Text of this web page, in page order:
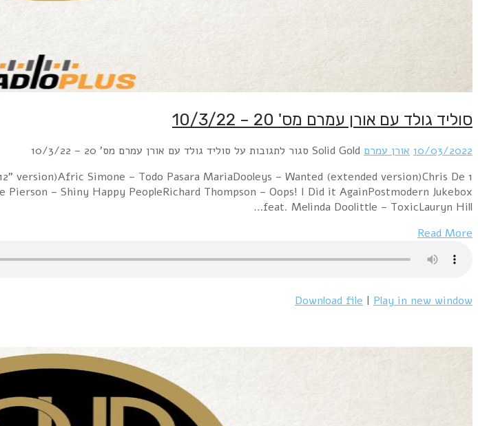
סוליד גולד עם אורן עמרם מס' 20 – 10/3/22
10/03/2022 אורן עמרם Solid Gold סגור לתגובות על סוליד גולד עם אורן עמרם מס' 20 – 10/3/22
version)Afric Simone – Todo Pasara MariaDooleys – Wanted (extended version)Chris De
– Shiny Happy PeopleRichard Thompson – Oops! I Did it AgainPostmodern Jukebox
feat. Melinda Doolittle – ToxicLauryn Hill…
Read More
Download file | Play in new window